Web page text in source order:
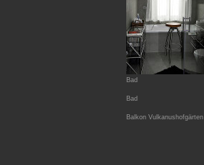
Bad
Bad
Balkon Vulkanushofgärten